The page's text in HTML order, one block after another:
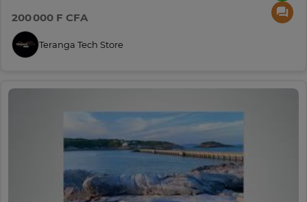
200 000 F CFA
Teranga Tech Store